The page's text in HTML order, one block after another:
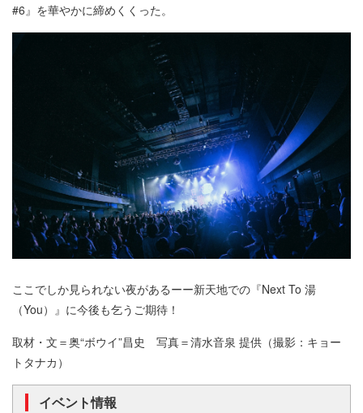
#6』を華やかに締めくくった。
ここでしか見られない夜があるーー新天地での『Next To 湯
（You）』に今後も乞うご期待！
取材・文＝奥“ボウイ”昌史 写真＝清水音泉 提供（撮影：キョー
トタナカ）
イベント情報